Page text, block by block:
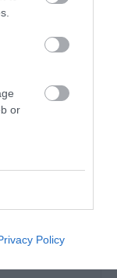
or
Policy